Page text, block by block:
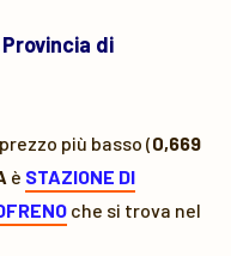
di
più basso (0,669
è STAZIONE DI
che si trova nel